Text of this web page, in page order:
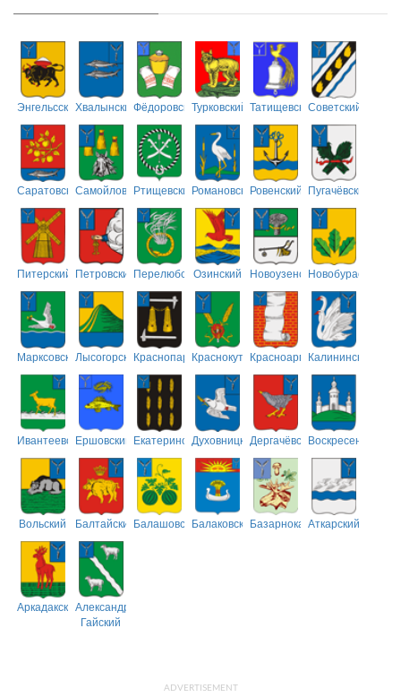
ЭнгельсскийХвалынскийФёдоровскийТурковский ТатищевскийСоветский
СаратовскийСамойловскийРтищевскийРомановскийРовенский Пугачёвский
Питерский ПетровскийПерелюбскийОзинский НовоузенскийНовобурасский
МарксовскийЛысогорскийКраснопартизанский
КраснокутскийКрасноармейский
Калининский
ИвантеевскийЕршовский ЕкатериновскийДуховницкийДергачёвскийВоскресенский
Вольский БалтайскийБалашовскийБалаковскийБазарнокарабулакский
Аткарский
АркадакскийАлександрово-
Гайский
ADVERTISEMENT